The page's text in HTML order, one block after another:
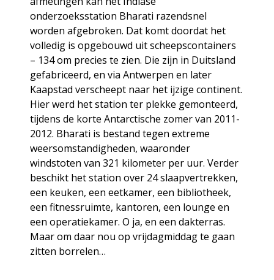
onderzoeksstation Bharati razendsnel
worden afgebroken. Dat komt doordat het
volledig is opgebouwd uit scheepscontainers
– 134 om precies te zien. Die zijn in Duitsland
gefabriceerd, en via Antwerpen en later
Kaapstad verscheept naar het ijzige continent.
Hier werd het station ter plekke gemonteerd,
tijdens de korte Antarctische zomer van 2011-
2012. Bharati is bestand tegen extreme
weersomstandigheden, waaronder
windstoten van 321 kilometer per uur. Verder
beschikt het station over 24 slaapvertrekken,
een keuken, een eetkamer, een bibliotheek,
een fitnessruimte, kantoren, een lounge en
een operatiekamer. O ja, en een dakterras.
Maar om daar nou op vrijdagmiddag te gaan
zitten borrelen…